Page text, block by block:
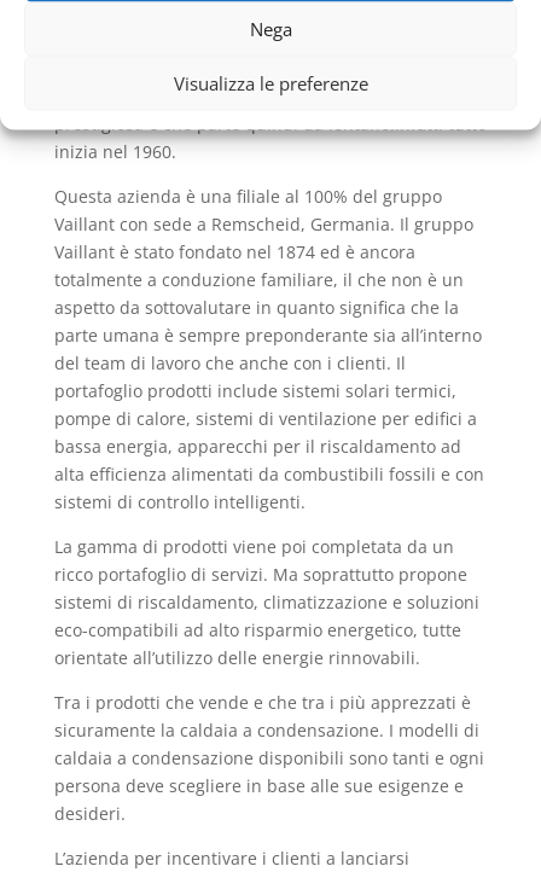
Nega
Visualizza le preferenze
La storia di Vaillant e le
caldaie a condensazione
Questa grande azienda ha una storia lunga e
prestigiosa e che parte quindi da lontano.Infatti tutto
inizia nel 1960.
Questa azienda è una filiale al 100% del gruppo
Vaillant con sede a Remscheid, Germania. Il gruppo
Vaillant è stato fondato nel 1874 ed è ancora
totalmente a conduzione familiare, il che non è un
aspetto da sottovalutare in quanto significa che la
parte umana è sempre preponderante sia all’interno
del team di lavoro che anche con i clienti. Il
portafoglio prodotti include sistemi solari termici,
pompe di calore, sistemi di ventilazione per edifici a
bassa energia, apparecchi per il riscaldamento ad
alta efficienza alimentati da combustibili fossili e con
sistemi di controllo intelligenti.
La gamma di prodotti viene poi completata da un
ricco portafoglio di servizi. Ma soprattutto propone
sistemi di riscaldamento, climatizzazione e soluzioni
eco-compatibili ad alto risparmio energetico, tutte
orientate all’utilizzo delle energie rinnovabili.
Tra i prodotti che vende e che tra i più apprezzati è
sicuramente la caldaia a condensazione. I modelli di
caldaia a condensazione disponibili sono tanti e ogni
persona deve scegliere in base alle sue esigenze e
desideri.
L’azienda per incentivare i clienti a lanciarsi